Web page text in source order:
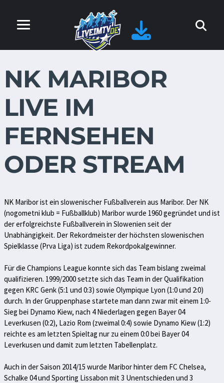
NK MARIBOR
LIVE IM
FERNSEHEN
ODER STREAM
NK Maribor ist ein slowenischer Fußballverein aus Maribor. Der NK
(nogometni klub = Fußballklub) Maribor wurde 1960 gegründet und ist
der erfolgreichste Fußballverein in Slowenien seit der
Unabhängigkeit. Der Rekordmeister der höchsten slowenischen
Spielklasse (Prva Liga) ist zudem Rekordpokalgewinner.
Für die Champions League konnte sich das Team bislang zweimal
qualifizieren. 1999/2000 setzte sich das Team in der Qualifikation
gegen KRC Genk (5:1 und 0:3) sowie Olympique Lyon (1:0 und 2:0)
durch. In der Gruppenphase startete man dann zwar mit einem 1:0-
Sieg bei Dynamo Kiew, nach 4 Niederlagen gegen Bayer 04
Leverkusen (0:2), Lazio Rom (zweimal 0:4) sowie Dynamo Kiew (1:2)
reichte es am letzten Spieltag nur zu einem 0:0 bei Bayer 04
Leverkusen und damit zum letzten Tabellenplatz.
Auch in der Saison 2014/15 wurde Maribor hinter dem FC Chelsea,
Schalke 04 und Sporting Lissabon mit 3 Unentschieden und 3